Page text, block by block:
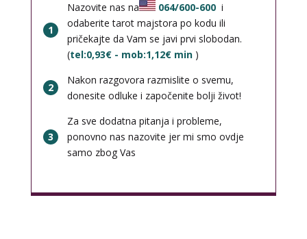
1
Nazovite nas na 064/600-600 i
odaberite tarot majstora po kodu ili
pričekajte da Vam se javi prvi slobodan.
(tel:0,93€ - mob:1,12€ min )
2
Nakon razgovora razmislite o svemu,
donesite odluke i započenite bolji život!
3
Za sve dodatna pitanja i probleme,
ponovno nas nazovite jer mi smo ovdje
samo zbog Vas